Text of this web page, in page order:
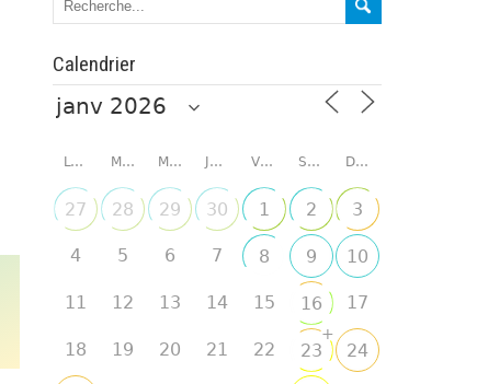
Calendrier
LUNDI MARDI MERCREDI JEUDI VENDREDI SAMEDI DIMANCHE
27 28 29 30 1 2 3
4 5 6 7 8 9 10
11 12 13 14 15 16 17
18 19 20 21 22 23
+
24